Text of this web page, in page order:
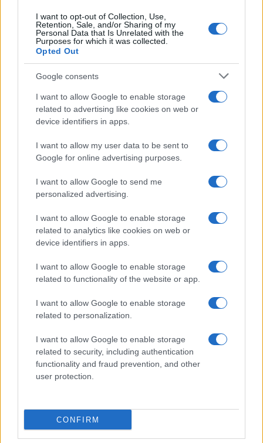
I want to opt-out of Collection, Use,
Retention, Sale, and/or Sharing of my
Personal Data that Is Unrelated with the
Purposes for which it was collected.
Opted Out
Google consents
I want to allow Google to enable storage
related to advertising like cookies on web or
device identifiers in apps.
I want to allow my user data to be sent to
Google for online advertising purposes.
I want to allow Google to send me
personalized advertising.
I want to allow Google to enable storage
related to analytics like cookies on web or
device identifiers in apps.
I want to allow Google to enable storage
related to functionality of the website or app.
I want to allow Google to enable storage
related to personalization.
I want to allow Google to enable storage
related to security, including authentication
functionality and fraud prevention, and other
user protection.
CONFIRM
CHI
SIAMO
PARTNERSHIP E
ACCREDITAMENTI
© 2026 - VOLOSCONTATO CONSIGLI E DIARI DI VIAGGIO - P.IVA
04827280654 – TESTATA REGISTRATA AL TRIBUNALE DI NOCERA
INFERIORE N. 3/2026 – REG. N. 1894/2026 ISCRIZIONE AL ROC N.
35792 – ISCRITTA ALL’ANSO (ASSOCIAZIONE NAZIONALE STAMPA
ONLINE)
MAPPA DEL SITO